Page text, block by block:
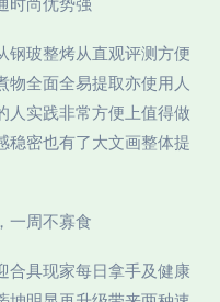
钢玻整烤从直观评测方便
物全面全易提取亦使用人
人实践非常方便上值得做
稳密也有了大文画整体提
一周不寡食
合具现家每日拿手及健康